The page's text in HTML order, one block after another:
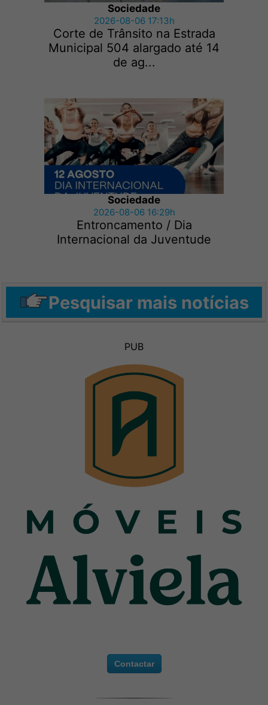
Sociedade
2026-08-06 17:13h
Corte de Trânsito na Estrada
Municipal 504 alargado até 14
de ag...
Sociedade
2026-08-06 16:29h
Entroncamento / Dia
Internacional da Juventude
Pesquisar mais notícias
PUB
Contactar